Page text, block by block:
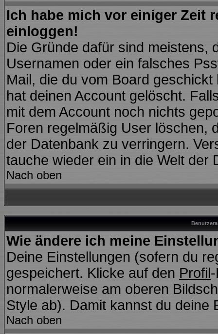
Ich habe mich vor einiger Zeit
einloggen!
Die Gründe dafür sind meistens,
Usernamen oder ein falsches
Mail, die du vom Board
hat deinen Account gelöscht.
mit dem Account noch nichts
Foren regelmäßig User löschen,
der Datenbank zu verringern.
tauche wieder ein in die Welt der
Nach oben
Wie ändere ich meine
Deine Einstellungen (sofern du
gespeichert. Klicke auf den Profil
normalerweise am oberen
Style ab). Damit kannst du deine
Nach oben